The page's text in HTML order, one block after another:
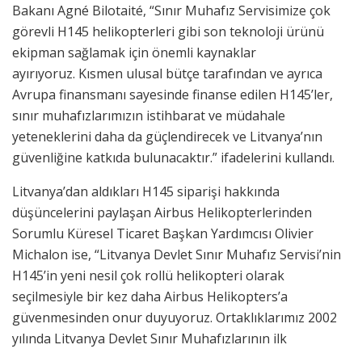
Bakanı Agné Bilotaité, “Sınır Muhafız Servisimize çok
görevli H145 helikopterleri gibi son teknoloji ürünü
ekipman sağlamak için önemli kaynaklar
ayırıyoruz. Kısmen ulusal bütçe tarafından ve ayrıca
Avrupa finansmanı sayesinde finanse edilen H145’ler,
sınır muhafızlarımızın istihbarat ve müdahale
yeteneklerini daha da güçlendirecek ve Litvanya’nın
güvenliğine katkıda bulunacaktır.” ifadelerini kullandı.
Litvanya’dan aldıkları H145 siparişi hakkında
düşüncelerini paylaşan Airbus Helikopterlerinden
Sorumlu Küresel Ticaret Başkan Yardımcısı Olivier
Michalon ise, “Litvanya Devlet Sınır Muhafız Servisi’nin
H145’in yeni nesil çok rollü helikopteri olarak
seçilmesiyle bir kez daha Airbus Helikopters’a
güvenmesinden onur duyuyoruz. Ortaklıklarımız 2002
yılında Litvanya Devlet Sınır Muhafızlarının ilk